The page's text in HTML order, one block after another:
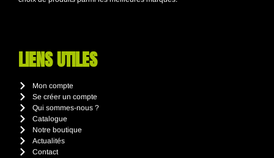
LIENS UTILES
Mon compte
Se créer un compte
Qui sommes-nous ?
Catalogue
Notre boutique
Actualités
Contact